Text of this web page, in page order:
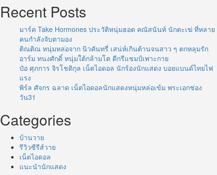
Recent Posts
มาร์ค Take Hormones ประวัติหนุ่มฮอต คณัสนันท์ นักตะเฆ่ ที่หลาย
คนกำลังจับตามอง
ติณติณ หนุ่มหล่อจาก นิวคันทรี่ เสน่ห์เกินต้านจนสาว ๆ ตกหลุมรัก
อาร์ม ทนงศักดิ์ หนุ่มใต้กล้ามโต ดีกรีแชมป์เพาะกาย
ป๋อ ศุภการ จิรโชติกุล เน็ตไอดอล นักร้องนักแสดง บอยแบนด์ไทยไฟ
แรง
พิร์ล ศัจกร ฉลาด เน็ตไอดอลนักแสดงหนุ่มหล่อเข้ม พระเอกช่อง
วัน31
Categories
บ้านวาย
รีวิวซีรีส์วาย
เน็ตไอดอล
แนะนำนักแสดง